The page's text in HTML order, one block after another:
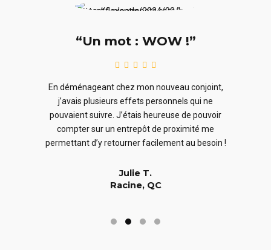
“Un mot : WOW !”
En déménageant chez mon nouveau conjoint,
j’avais plusieurs effets personnels qui ne
pouvaient suivre. J’étais heureuse de pouvoir
compter sur un entrepôt de proximité me
permettant d’y retourner facilement au besoin !
Julie T.
Racine, QC